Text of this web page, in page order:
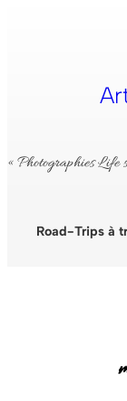
« Photographies Life
Road-Trips à